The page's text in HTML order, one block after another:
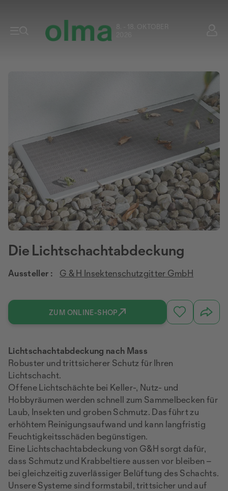
8. - 18. OKTOBER
Die Lichtschacht­abdeckung
Aussteller : G & H Insektenschutzgitter GmbH
ZUM ONLINE-SHOP
Lichtschachtabdeckung nach Mass
Robuster und trittsicherer Schutz für Ihren
Lichtschacht.
Offene Lichtschächte bei Keller-, Nutz- und
Hobbyräumen werden schnell zum Sammelbecken für
Laub, Insekten und groben Schmutz. Das führt zu
erhöhtem Reinigungsaufwand und kann langfristig
Feuchtigkeitsschäden begünstigen.
Eine Lichtschachtabdeckung von G&H sorgt dafür,
dass Schmutz und Krabbeltiere aussen vor bleiben –
bei gleichzeitig zuverlässiger Belüftung des Schachts.
Unsere Systeme sind formstabil, trittsicher und auf